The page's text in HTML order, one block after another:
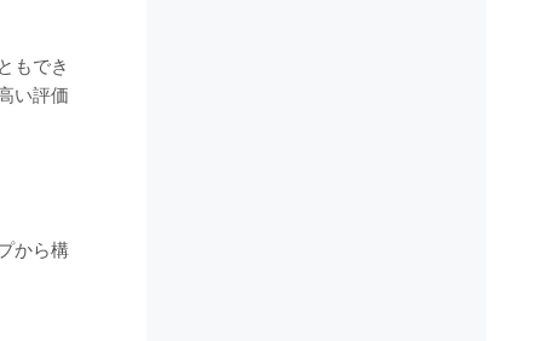
もでき
い評価
から構